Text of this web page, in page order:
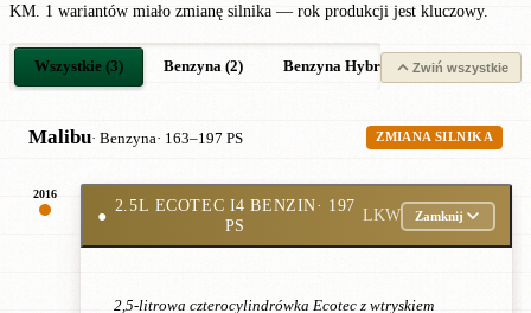
KM. 1 wariantów miało zmianę silnika — rok produkcji jest kluczowy.
Wszystkie (3) Benzyna (2) Benzyna Hybrid (1)Zwiń wszystkie
Malibu· Benzyna· 163–197 PS ZMIANA SILNIKA
2016
●
2.5L ECOTEC I4 BENZIN· 197
PS
LKW Zamknij
2,5-litrowa czterocylindrówka Ecotec z wtryskiem